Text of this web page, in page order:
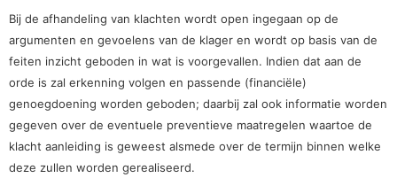
Bij de afhandeling van klachten wordt open ingegaan op de
argumenten en gevoelens van de klager en wordt op basis van de
feiten inzicht geboden in wat is voorgevallen. Indien dat aan de
orde is zal erkenning volgen en passende (financiële)
genoegdoening worden geboden; daarbij zal ook informatie worden
gegeven over de eventuele preventieve maatregelen waartoe de
klacht aanleiding is geweest alsmede over de termijn binnen welke
deze zullen worden gerealiseerd.